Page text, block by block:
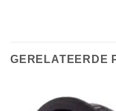
GERELATEERDE